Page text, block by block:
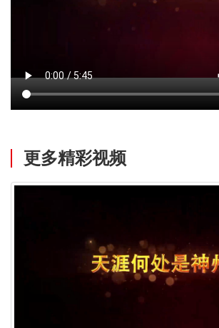
更多精彩视频